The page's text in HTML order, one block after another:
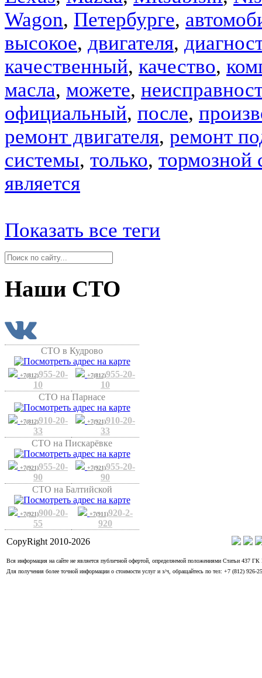
Wagon, Петербурге,
высокое, двигателя,
качественный, качество,
масла, можете,
официальный, после,
ремонт двигателя, ремонт
системы, только, тормозной
является
Показать все теги
Наши СТО
СТО в Кудрово
+7(812)955-20-
10
+7(812)955-20-
10
СТО на Парнасе
+7(812)910-20-
33
+7(921)910-20-
33
СТО на Пискарёвке
+7(921)955-20-
90
+7(921)955-20-
90
СТО на Балтийской
+7(921)900-20-
55
+7(911)920-2-
920
CopyRight 2010-2026
Вся информация на сайте не является публичной офертой, определяемой положениями Статьи 437
Для получения более точной информации о стоимости услуг и з/ч, обращайтесь по тел: +7 (812)